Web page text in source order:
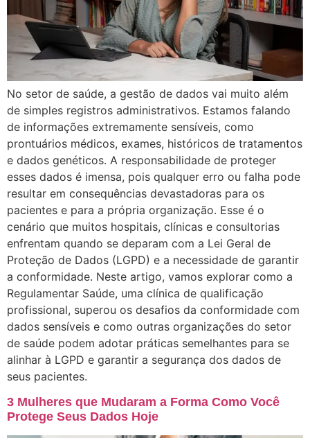
No setor de saúde, a gestão de dados vai muito além
de simples registros administrativos. Estamos falando
de informações extremamente sensíveis, como
prontuários médicos, exames, históricos de tratamentos
e dados genéticos. A responsabilidade de proteger
esses dados é imensa, pois qualquer erro ou falha pode
resultar em consequências devastadoras para os
pacientes e para a própria organização. Esse é o
cenário que muitos hospitais, clínicas e consultorias
enfrentam quando se deparam com a Lei Geral de
Proteção de Dados (LGPD) e a necessidade de garantir
a conformidade. Neste artigo, vamos explorar como a
Regulamentar Saúde, uma clínica de qualificação
profissional, superou os desafios da conformidade com
dados sensíveis e como outras organizações do setor
de saúde podem adotar práticas semelhantes para se
alinhar à LGPD e garantir a segurança dos dados de
seus pacientes.
3 Mulheres que Mudaram a Forma Como Você
Protege Seus Dados Hoje